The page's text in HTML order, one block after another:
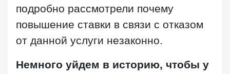
подробно рассмотрели почему
повышение ставки в связи с отказом
от данной услуги незаконно.
Немного уйдем в историю, чтобы у